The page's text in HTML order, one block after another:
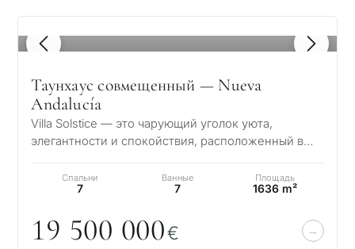
1 / 8
Таунхаус совмещенный — Nueva
Andalucía
Villa Solstice — это чарующий уголок уюта,
элегантности и спокойствия, расположенный в
Спальни
7
Ванные
7
Площадь
1636 m²
19 500 000€